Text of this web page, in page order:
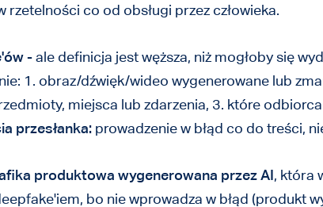
co od obsługi przez człowieka.
- ale definicja jest węższa, niż mogłoby się
1. obraz/dźwięk/wideo wygenerowane lub
miejsca lub zdarzenia, 3. które odbiorca
przesłanka:prowadzenie w błąd co do treści,
produktowa wygenerowana przez AI, która
bo nie wprowadza w błąd (produkt